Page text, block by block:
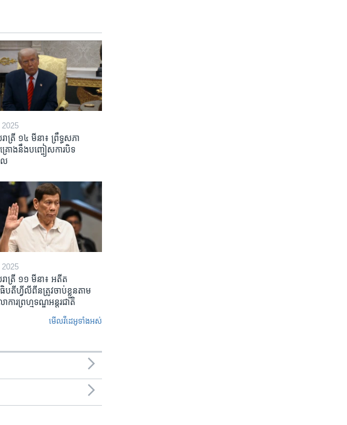
2025
ាត្រី ១៤ មីនា៖ ព្រឹទ្ធសភា
គ្រោងនឹងបញ្ចៀសការបិទ
ល
2025
រាត្រី ១១ មីនា៖ អតីត​
ធិបតីហ្វីលីពីន​ត្រូវ​ចាប់ខ្លួនតាម
ការ​ព្រហ្មទណ្ឌ​អន្តរជាតិ
មើល​វីដេអូ​ទាំង​អស់